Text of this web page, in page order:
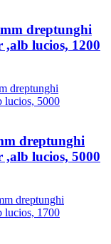
dreptunghi
lucios, 1200
dreptunghi
lucios, 5000